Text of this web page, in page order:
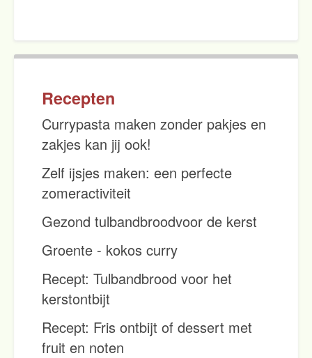
Recepten
Currypasta maken zonder pakjes en
zakjes kan jij ook!
Zelf ijsjes maken: een perfecte
zomeractiviteit
Gezond tulbandbroodvoor de kerst
Groente - kokos curry
Recept: Tulbandbrood voor het
kerstontbijt
Recept: Fris ontbijt of dessert met
fruit en noten